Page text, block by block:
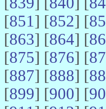
[851] [852] [
[863] [864] [
[875] [876] [
[887] [888] [
[899] [900] [